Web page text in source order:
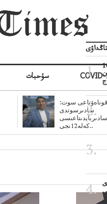
سۇحبات
قوناەۆتاعى سوت:
سادىرسوتدى
12سادىربايدىتاعىسى
كەلە12نجى..